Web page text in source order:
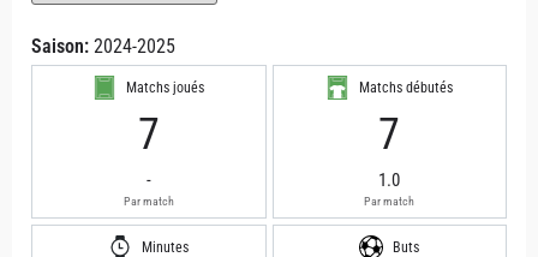
Saison: 2024-2025
Matchs joués
7
-
Par match
Matchs débutés
7
1.0
Par match
Minutes Buts